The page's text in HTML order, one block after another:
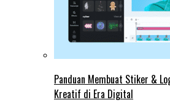
Panduan Membuat Stiker &
Kreatif di Era Digital